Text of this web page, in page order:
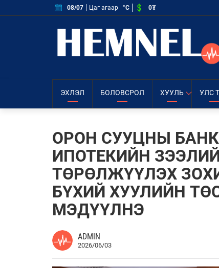
08/07 Цаг агаар °C 0₮
ЭХЛЭЛ БОЛОВСРОЛ ХУУЛЬ УЛС
ОРОН СУУЦНЫ
ИПОТЕКИЙН
ТӨРӨЛЖҮҮЛЭХ
БҮХИЙ ХУУЛИЙН
МЭДҮҮЛНЭ
ADMIN
2026/06/03